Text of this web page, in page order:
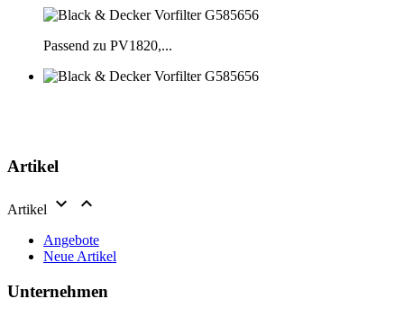
Passend zu PV1820,...
Artikel
Artikel  
Angebote
Neue Artikel
Unternehmen